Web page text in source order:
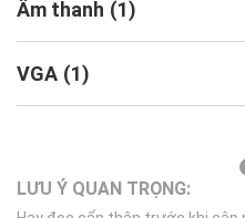
Âm thanh (1)
VGA (1)
LƯU Ý QUAN TRỌNG: